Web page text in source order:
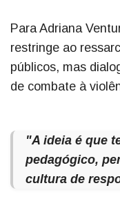
Para Adriana
restringe ao
públicos, mas
de combate à
"A ideia é que
pedagógico,
cultura de